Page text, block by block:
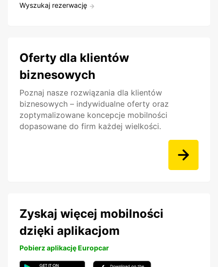
Wyszukaj rezerwację
Oferty dla klientów
biznesowych
Poznaj nasze rozwiązania dla klientów
biznesowych – indywidualne oferty oraz
zoptymalizowane koncepcje mobilności
dopasowane do firm każdej wielkości.
Zyskaj więcej mobilności
dzięki aplikacjom
Pobierz aplikację Europcar